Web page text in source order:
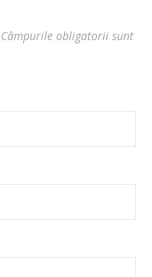
Câmpurile obligatorii sunt